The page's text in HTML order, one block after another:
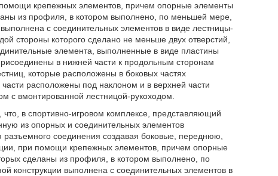
крепежных элементов, причем опорные элементы
из профиля, в котором выполнено, по меньшей мере,
с соединительных элементов в виде лестницы-
стороны которого сделано не меньше двух отверстий,
элемента, выполненные в виде пластины
в нижней части к продольным сторонам
которые расположены в боковых частях
расположены под наклоном и в верхней части
с вмонтированной лестницой-рукоходом.
что, в спортивно-игровом комплексе, представляющий
из опорных и соединительных элементов
соединения создавая боковые, переднюю,
при помощи крепежных элементов, причем опорные
сделаны из профиля, в котором выполнено, по
конструкции выполнена с соединительных элементов в